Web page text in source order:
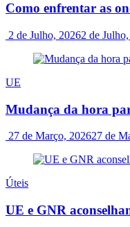
Como enfrentar as
2 de Julho, 20262 de
UE
Mudança da hora
27 de Março, 202627 de
Úteis
UE e GNR